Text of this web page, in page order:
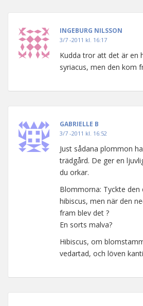
INGEBURG NILSSON
3/7 -2011 kl. 16:17
Kudda tror att det är en
syriacus, men den kom
GABRIELLE B
3/7 -2011 kl. 16:52
Just sådana plommon
trädgård. De ger en
du orkar.
Blommorna: Tyckte den
hibiscus, men när den
fram blev det ?
En sorts malva?
Hibiscus, om
vedartad, och löven